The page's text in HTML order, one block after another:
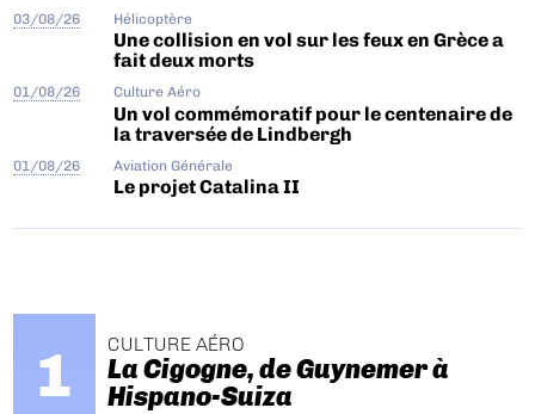
03/08/26 Hélicoptère
Une collision en vol sur les feux en Grèce a
fait deux morts
01/08/26 Culture Aéro
Un vol commémoratif pour le centenaire de
la traversée de Lindbergh
01/08/26 Aviation Générale
Le projet Catalina II
CULTURE AÉRO
La Cigogne, de Guynemer à
Hispano-Suiza